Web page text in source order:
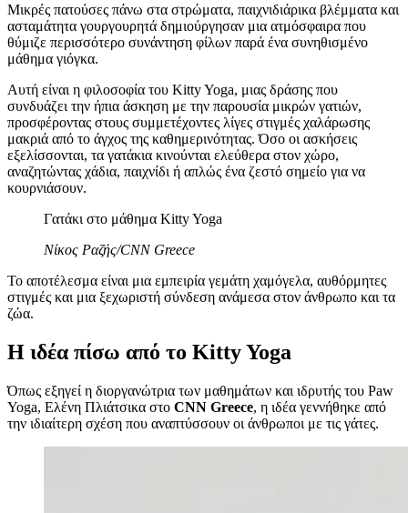
Μικρές πατούσες πάνω στα στρώματα, παιχνιδιάρικα βλέμματα και
ασταμάτητα γουργουρητά δημιούργησαν μια ατμόσφαιρα που
θύμιζε περισσότερο συνάντηση φίλων παρά ένα συνηθισμένο
μάθημα γιόγκα.
Αυτή είναι η φιλοσοφία του Kitty Yoga, μιας δράσης που
συνδυάζει την ήπια άσκηση με την παρουσία μικρών γατιών,
προσφέροντας στους συμμετέχοντες λίγες στιγμές χαλάρωσης
μακριά από το άγχος της καθημερινότητας. Όσο οι ασκήσεις
εξελίσσονται, τα γατάκια κινούνται ελεύθερα στον χώρο,
αναζητώντας χάδια, παιχνίδι ή απλώς ένα ζεστό σημείο για να
κουρνιάσουν.
Γατάκι στο μάθημα Kitty Yoga
Νίκος Ραζής/CNN Greece
Το αποτέλεσμα είναι μια εμπειρία γεμάτη χαμόγελα, αυθόρμητες
στιγμές και μια ξεχωριστή σύνδεση ανάμεσα στον άνθρωπο και τα
ζώα.
Η ιδέα πίσω από το Kitty Yoga
Όπως εξηγεί η διοργανώτρια των μαθημάτων και ιδρυτής του Paw
Yoga, Ελένη Πλιάτσικα στο CNN Greece, η ιδέα γεννήθηκε από
την ιδιαίτερη σχέση που αναπτύσσουν οι άνθρωποι με τις γάτες.